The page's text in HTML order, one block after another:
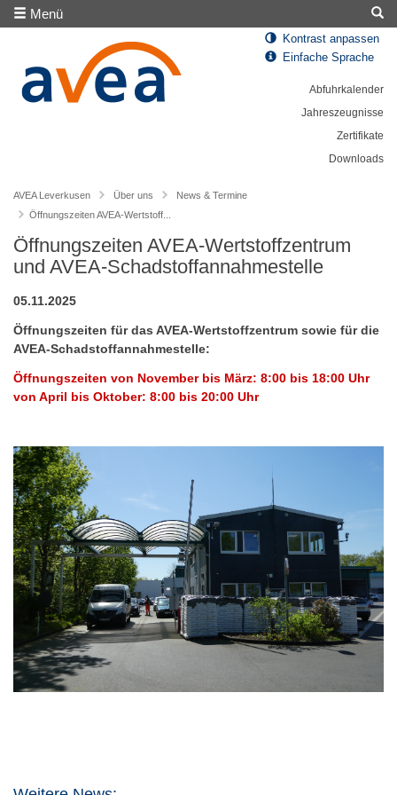
Menü
Kontrast anpassen
Einfache Sprache
Abfuhrkalender
Jahreszeugnisse
Zertifikate
Downloads
AVEA Leverkusen Über uns
News & Termine
Öffnungszeiten AVEA-Wertstoff...
Öffnungszeiten AVEA-Wertstoffzentrum
und AVEA-Schadstoffannahmestelle
05.11.2025
Öffnungszeiten für das AVEA-Wertstoffzentrum sowie für die
AVEA-Schadstoffannahmestelle:
Öffnungszeiten von November bis März: 8:00 bis 18:00 Uhr
von April bis Oktober: 8:00 bis 20:00 Uhr